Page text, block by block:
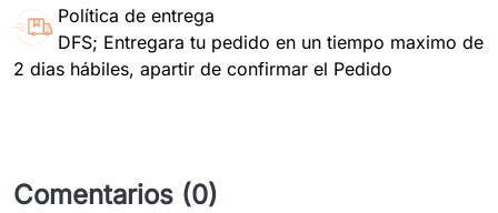
Política de entrega
DFS; Entregara tu pedido en un tiempo maximo de
2 dias hábiles, apartir de confirmar el Pedido
Comentarios (0)